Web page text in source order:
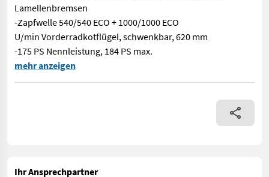
Lamellenbremsen
-Zapfwelle 540/540 ECO + 1000/1000 ECO
U/min Vorderradkotflügel, schwenkbar, 620 mm
-175 PS Nennleistung, 184 PS max.
-175 PS Nennleistung, 184 PS max. Leistung -CLAAS
mehr anzeigen
Ihr Ansprechpartner